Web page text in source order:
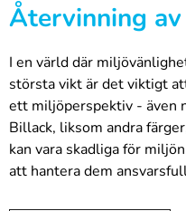
Återvinning
I en värld där
största vikt är det viktigt
ett miljöperspektiv - även
Billack, liksom andra
kan vara skadliga för
att hantera dem